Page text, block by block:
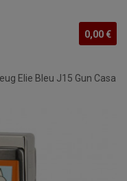
0,00 €
Elie Bleu J15 Gun Casa